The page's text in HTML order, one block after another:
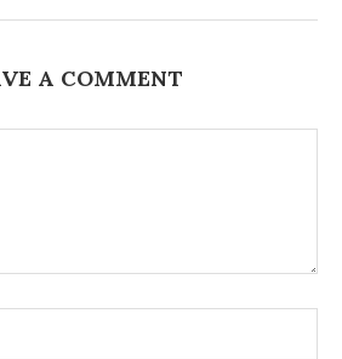
A COMMENT